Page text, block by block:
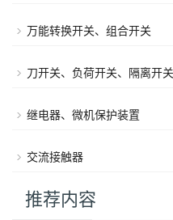
万能转换开关、组合开关
刀开关、负荷开关、隔离开关
继电器、微机保护装置
交流接触器
推荐内容